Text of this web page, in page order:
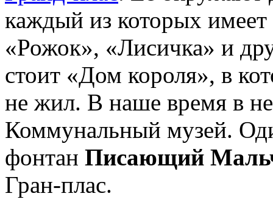
каждый из которых имеет
«Рожок», «Лисичка» и
стоит «Дом короля», в
не жил. В наше время в
Коммунальный музей.
фонтан Писающий
Гран-плас.